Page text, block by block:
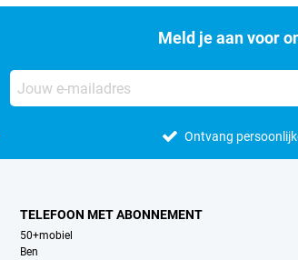
Meld je aan voor
Ontvang
TELEFOON MET ABONNEMENT
50+mobiel
Ben